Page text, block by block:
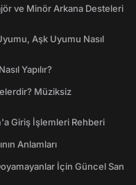
ve Minör Arkana Desteleri
Aşk Uyumu Nasıl
Yapılır?
Müziksiz
Giriş İşlemleri Rehberi
Anlamları
İçin Güncel San